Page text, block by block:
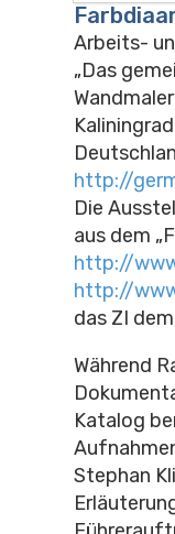
Arbeits-
„Das
http://
Die
aus dem
http://
http://
das ZI
Während
Katalog
Stephan